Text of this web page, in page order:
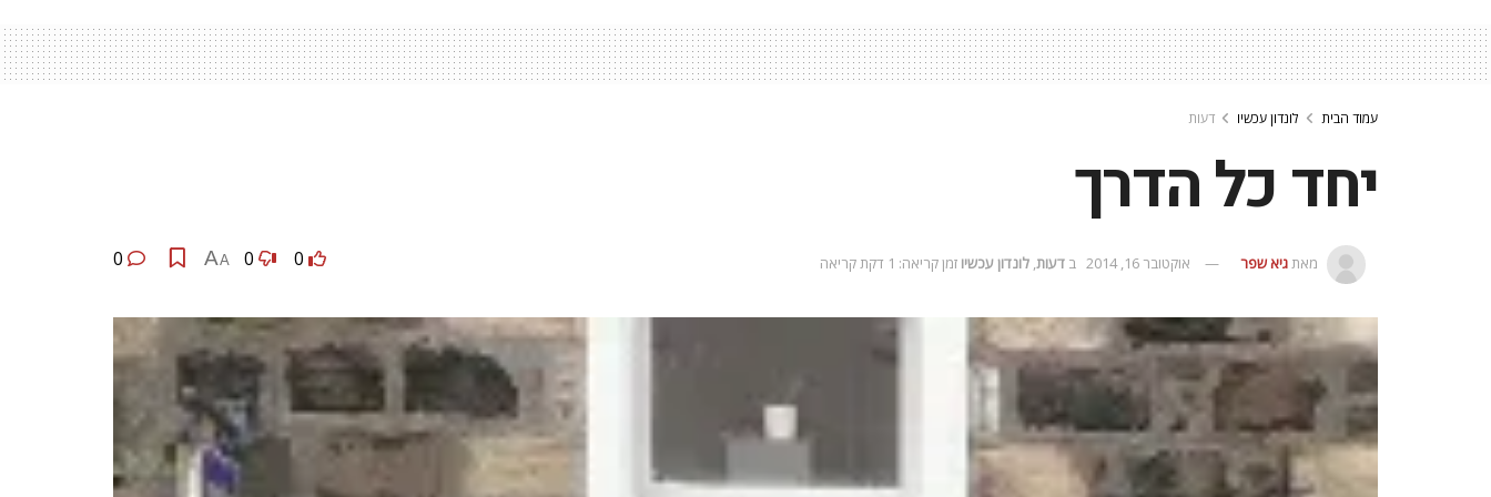
עמוד הבית לונדון עכשיו דעות
יחד כל הדרך
מאתגיא שפר אוקטובר 16, 2014 ב דעות, לונדון עכשיו זמן קריאה: 1 דקת קריאה 0
0
A
A